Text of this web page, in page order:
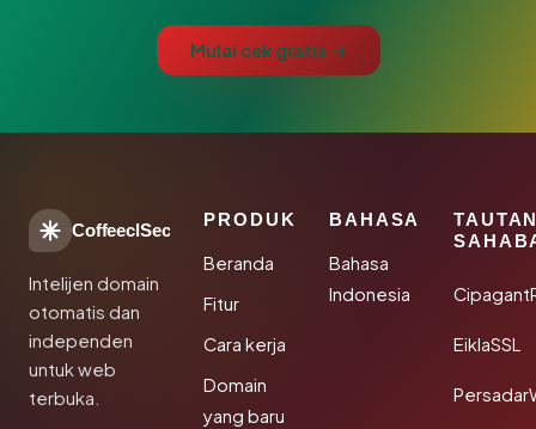
Mulai cek gratis →
CoffeeclSec
Intelijen domain
otomatis dan
independen
untuk web
terbuka.
PRODUK
Beranda
Fitur
Cara kerja
Domain
yang baru
BAHASA
Bahasa
Indonesia
EiklaSSL